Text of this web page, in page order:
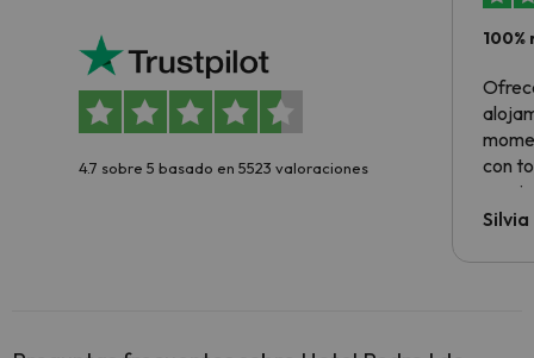
4.7 sobre 5 basado en 5523 valoraciones
con